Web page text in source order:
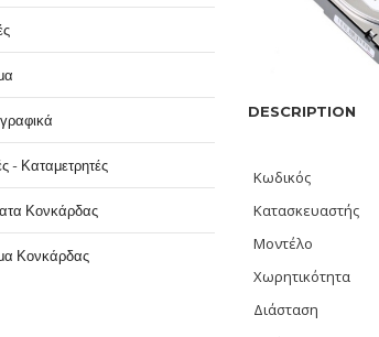
- Καταμετρητές
Κονκάρδας
Κονκάρδας
DESCRIPTION
Κωδικός
Κατασκευαστής
Μοντέλο
Χωρητικότητα
Διάσταση